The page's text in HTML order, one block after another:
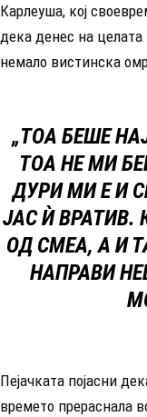
Карлеуша, кој
дека денес на
немало вистинска
„ТОА БЕШЕ
ТОА НЕ МИ
ДУРИ МИ Е И
ЈАС Ѝ ВРАТИВ.
ОД СМЕА, А И
НАПРАВИ
Пејачката појасни
времето прераснала